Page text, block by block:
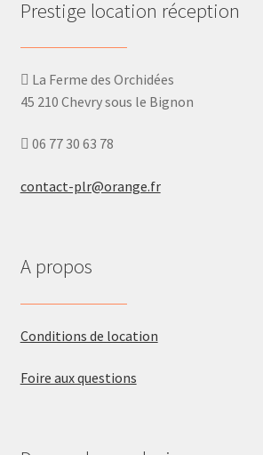
Prestige location réception
La Ferme des Orchidées
45 210 Chevry sous le Bignon
06 77 30 63 78
contact-plr@orange.fr
A propos
Conditions de location
Foire aux questions